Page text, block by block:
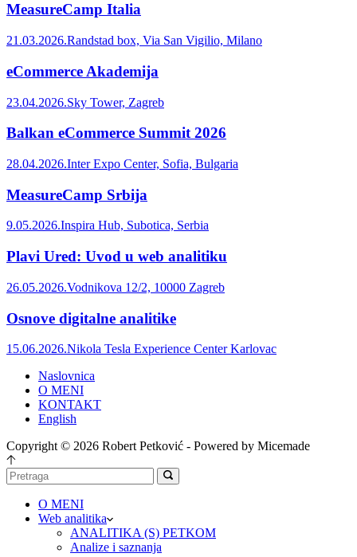
MeasureCamp Italia
21.03.2026.Randstad box, Via San Vigilio, Milano
eCommerce Akademija
23.04.2026.Sky Tower, Zagreb
Balkan eCommerce Summit 2026
28.04.2026.Inter Expo Center, Sofia, Bulgaria
MeasureCamp Srbija
9.05.2026.Inspira Hub, Subotica, Serbia
Plavi Ured: Uvod u web analitiku
26.05.2026.Vodnikova 12/2, 10000 Zagreb
Osnove digitalne analitike
15.06.2026.Nikola Tesla Experience Center Karlovac
Naslovnica
O MENI
KONTAKT
English
Copyright © 2026 Robert Petković - Powered by Micemade
O MENI
Web analitika
ANALITIKA (S) PETKOM
Analize i saznanja